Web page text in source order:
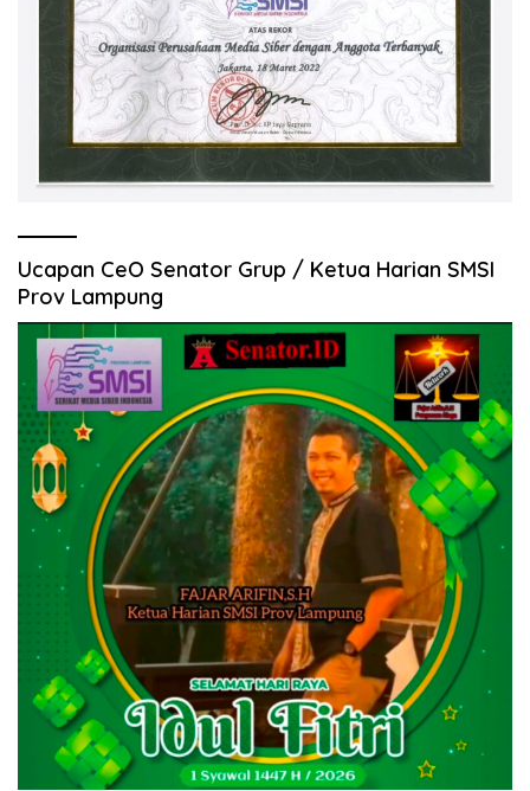
Ucapan CeO Senator Grup / Ketua Harian SMSI
Prov Lampung